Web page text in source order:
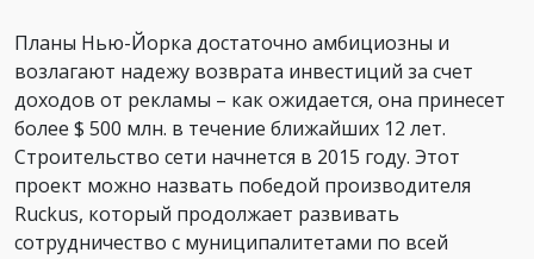
Планы Нью-Йорка достаточно амбициозны и
возлагают надежу возврата инвестиций за счет
доходов от рекламы – как ожидается, она принесет
более $ 500 млн. в течение ближайших 12 лет.
Строительство сети начнется в 2015 году. Этот
проект можно назвать победой производителя
Ruckus, который продолжает развивать
сотрудничество с муниципалитетами по всей